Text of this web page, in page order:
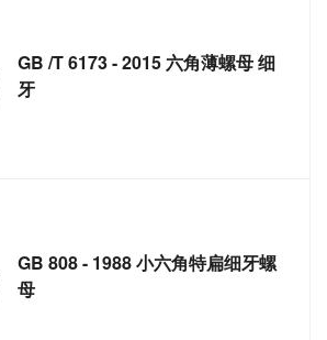
GB /T 6173 - 2015 六角薄螺母 细
牙
GB 808 - 1988 小六角特扁细牙螺
母